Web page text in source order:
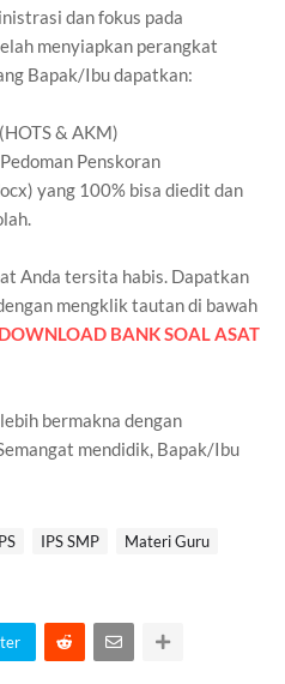
dan fokus pada
menyiapkan perangkat
Bapak/Ibu dapatkan:
& AKM)
Penskoran
yang 100% bisa diedit dan
Anda tersita habis. Dapatkan
mengklik tautan di bawah
BANK SOAL ASAT
bermakna dengan
mendidik, Bapak/Ibu
IPS SMP
Materi Guru